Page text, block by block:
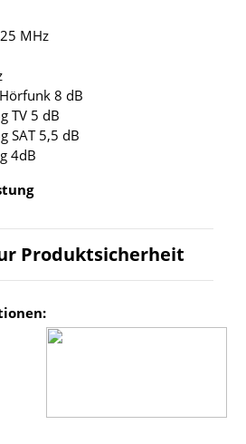
MHz
8 dB
TV 5 dB
SAT 5,5 dB
4dB
Produktsicherheit